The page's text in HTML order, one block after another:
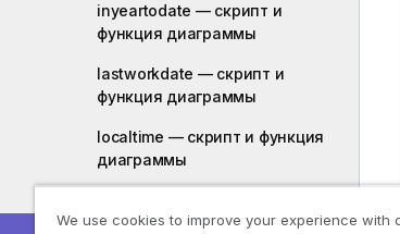
inyeartodate — скрипт и
функция диаграммы
lastworkdate — скрипт и
функция диаграммы
localtime — скрипт и функция
диаграммы
функция диаграммы
We use cookies to improve your experience with